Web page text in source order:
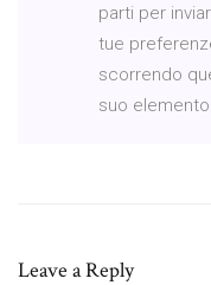
parti per
tue
scorrendo
suo
Leave a Reply